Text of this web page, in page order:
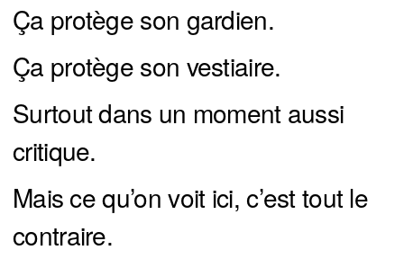
Ça protège son gardien.
Ça protège son vestiaire.
Surtout dans un moment aussi
critique.
Mais ce qu’on voit ici, c’est tout le
contraire.